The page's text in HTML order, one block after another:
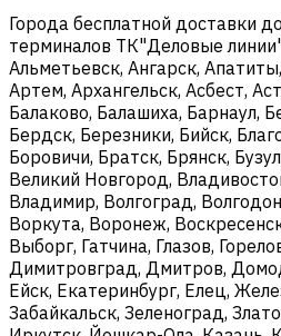
Города бесплатной доставки
терминалов ТК"Деловые
Альметьевск, Ангарск,
Артем, Архангельск, Асбест,
Балаково, Балашиха, Барнаул,
Бердск, Березники, Бийск,
Боровичи, Братск, Брянск,
Великий Новгород,
Владимир, Волгоград,
Воркута, Воронеж,
Выборг, Гатчина, Глазов,
Димитровград, Дмитров,
Ейск, Екатеринбург, Елец,
Забайкальск, Зеленоград,